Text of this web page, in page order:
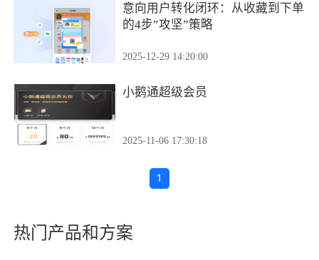
意向用户转化闭环：从收藏到下单
的4步”攻坚”策略
2025-12-29 14:20:00
小鹅通超级会员
2025-11-06 17:30:18
1
热门产品和方案